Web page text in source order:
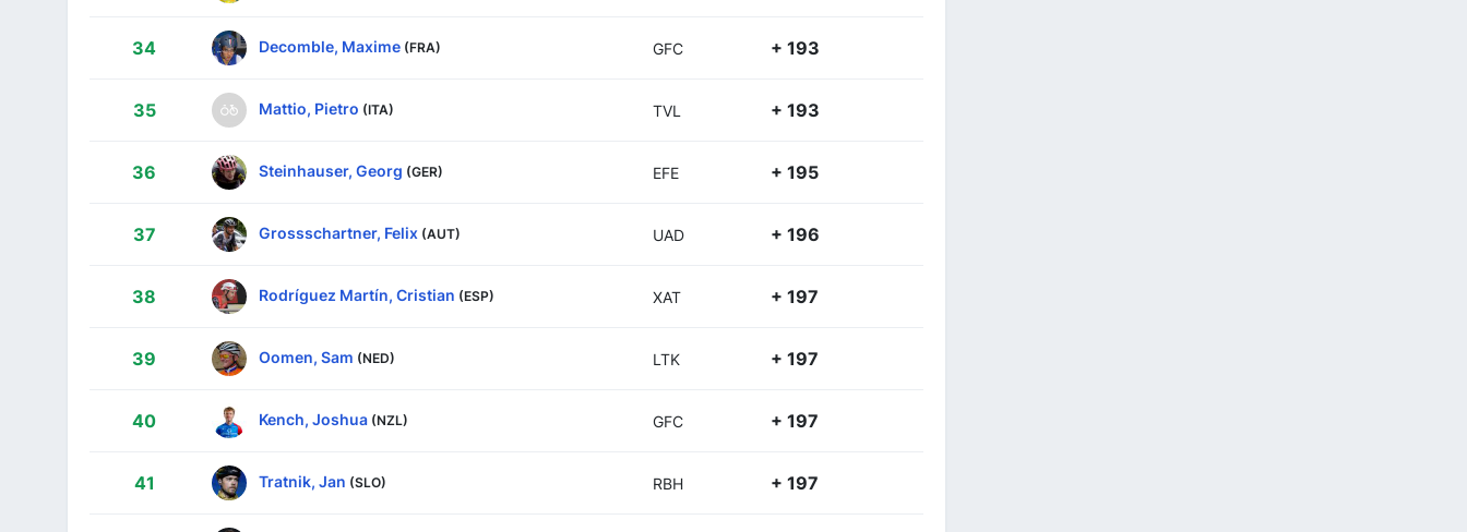
34 Decomble, Maxime (FRA) GFC + 193
35 Mattio, Pietro (ITA) TVL + 193
36 Steinhauser, Georg (GER) EFE + 195
37 Grossschartner, Felix (AUT) UAD + 196
38 Rodríguez Martín, Cristian (ESP) XAT + 197
39 Oomen, Sam (NED) LTK + 197
40 Kench, Joshua (NZL) GFC + 197
41 Tratnik, Jan (SLO) RBH + 197